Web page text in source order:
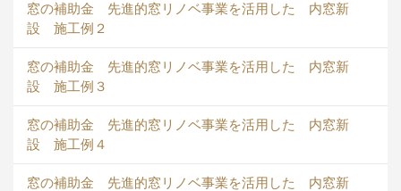
窓の補助金 先進的窓リノベ事業を活用した 内窓新
設 施工例２
窓の補助金 先進的窓リノベ事業を活用した 内窓新
設 施工例３
窓の補助金 先進的窓リノベ事業を活用した 内窓新
設 施工例４
窓の補助金 先進的窓リノベ事業を活用した 内窓新